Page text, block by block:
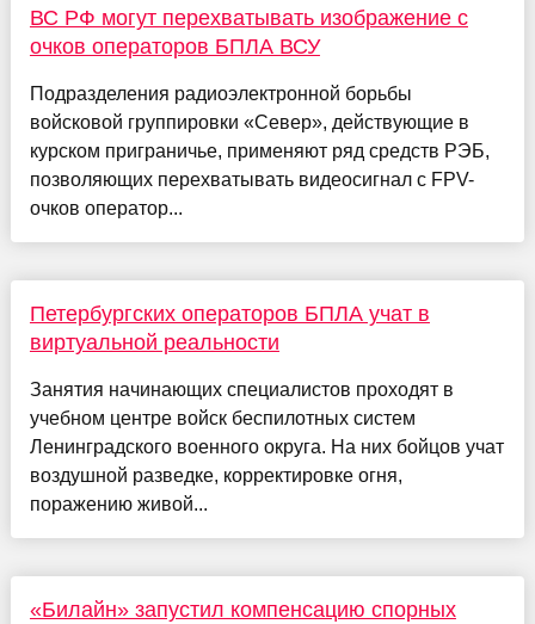
ВС РФ могут перехватывать изображение с
очков операторов БПЛА ВСУ
Подразделения радиоэлектронной борьбы
войсковой группировки «Север», действующие в
курском приграничье, применяют ряд средств РЭБ,
позволяющих перехватывать видеосигнал с FPV-
очков оператор...
Петербургских операторов БПЛА учат в
виртуальной реальности
Занятия начинающих специалистов проходят в
учебном центре войск беспилотных систем
Ленинградского военного округа. На них бойцов учат
воздушной разведке, корректировке огня,
поражению живой...
«Билайн» запустил компенсацию спорных